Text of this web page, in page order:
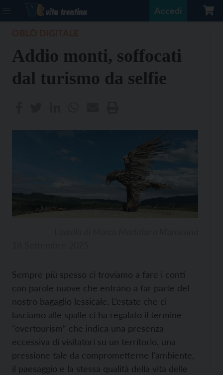
Accedi
Addio monti, soffocati
dal turismo da selfie
Sempre più spesso ci troviamo a fare i conti
con parole nuove che entrano a far parte del
nostro bagaglio lessicale. L’estate che ci
lasciamo alle spalle ci ha regalato il termine
“overtourism” che indica una presenza
eccessiva di visitatori su un territorio, una
pressione tale da comprometterne l’ambiente,
il paesaggio e la stessa qualità della vita delle